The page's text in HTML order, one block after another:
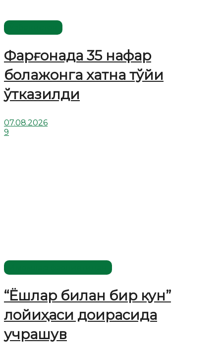
Фарғонада 35 нафар
болажонга хатна тўйи
ўтказилди
07.08.2026
9
“Ёшлар билан бир кун”
лойиҳаси доирасида
учрашув